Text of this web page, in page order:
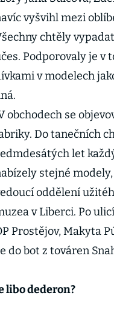
vyšvihl mezi
chtěly
Podporovaly je v
v modelech
obchodech se
Do tanečních
let
stejné
oddělení
v Liberci. Po
Prostějov, Makyta
do bot z továren
libo dederon?